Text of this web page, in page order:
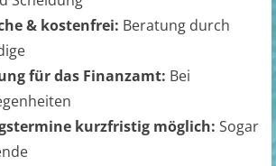
& kostenfrei: Beratung durch
für das Finanzamt: Bei
kurzfristig möglich: Sogar